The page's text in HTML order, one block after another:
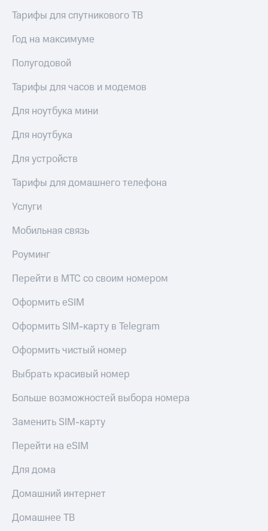
Тарифы для спутникового ТВ
Год на максимуме
Полугодовой
Тарифы для часов и модемов
Для ноутбука мини
Для ноутбука
Для устройств
Тарифы для домашнего телефона
Услуги
Мобильная связь
Роуминг
Перейти в МТС со своим номером
Оформить eSIM
Оформить SIM-карту в Telegram
Оформить чистый номер
Выбрать красивый номер
Больше возможностей выбора номера
Заменить SIM-карту
Перейти на eSIM
Для дома
Домашний интернет
Домашнее ТВ